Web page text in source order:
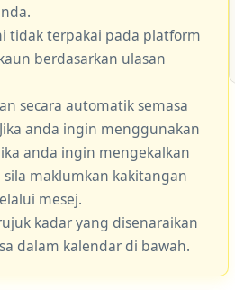
tidak terpakai pada platform
berdasarkan ulasan
secara automatik semasa
anda ingin menggunakan
anda ingin mengekalkan
maklumkan kakitangan
mesej.
kadar yang disenaraikan
dalam kalendar di bawah.